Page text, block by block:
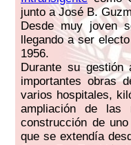
junto a José B.
Desde muy
llegando a ser
1956.
Durante su gestión
importantes obras
varios hospitales,
ampliación de las
construcción de
que se extendía